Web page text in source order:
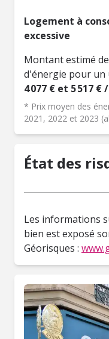
Logement à
excessive
Montant estimé
d'énergie pour un
4 077 € et 5 517 €
* Prix moyen des
2021, 2022 et 2023
État des
Les informations
bien est exposé
Géorisques :